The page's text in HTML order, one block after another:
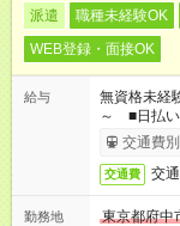
派遣 職種未経験OK
WEB登録・面接OK
給与
無資格未経
～ ■日払
交通費
交通費 交
勤務地
東京都府中